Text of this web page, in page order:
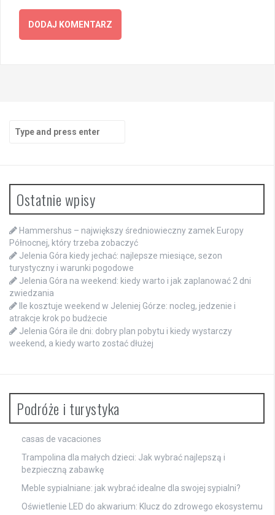
for:
Ostatnie wpisy
Hammershus – największy średniowieczny zamek Europy
Północnej, który trzeba zobaczyć
Jelenia Góra kiedy jechać: najlepsze miesiące, sezon
turystyczny i warunki pogodowe
Jelenia Góra na weekend: kiedy warto i jak zaplanować 2 dni
zwiedzania
Ile kosztuje weekend w Jeleniej Górze: nocleg, jedzenie i
atrakcje krok po budżecie
Jelenia Góra ile dni: dobry plan pobytu i kiedy wystarczy
weekend, a kiedy warto zostać dłużej
Podróże i turystyka
casas de vacaciones
Trampolina dla małych dzieci: Jak wybrać najlepszą i
bezpieczną zabawkę
Meble sypialniane: jak wybrać idealne dla swojej sypialni?
Oświetlenie LED do akwarium: Klucz do zdrowego ekosystemu